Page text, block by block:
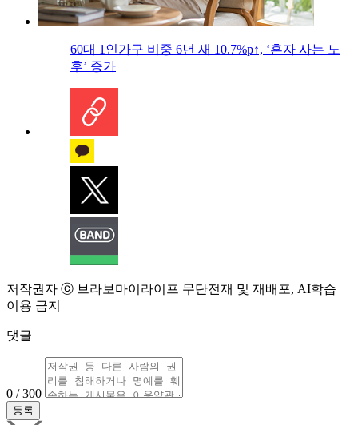
60대 1인가구 비중 6년 새 10.7%p↑, ‘혼자 사는 노
후’ 증가
저작권자 ⓒ 브라보마이라이프 무단전재 및 재배포, AI학습
이용 금지
댓글
0 / 300